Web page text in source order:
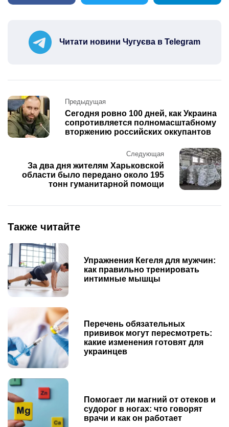
Читати новини Чугуєва в Telegram
Post
navigation
Предыдущая
Сегодня ровно 100 дней, как Украина
сопротивляется полномасштабному
вторжению российских оккупантов
Следующая
За два дня жителям Харьковской
области было передано около 195
тонн гуманитарной помощи
Также читайте
Упражнения Кегеля для мужчин:
как правильно тренировать
интимные мышцы
Перечень обязательных
прививок могут пересмотреть:
какие изменения готовят для
украинцев
Помогает ли магний от отеков и
судорог в ногах: что говорят
врачи и как он работает